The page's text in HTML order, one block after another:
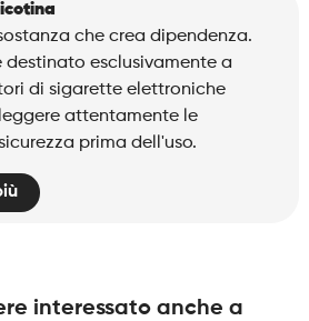
che crea dipendenza.
esclusivamente a
di sigarette elettroniche
attentamente le
prima dell'uso.
interessato anche a